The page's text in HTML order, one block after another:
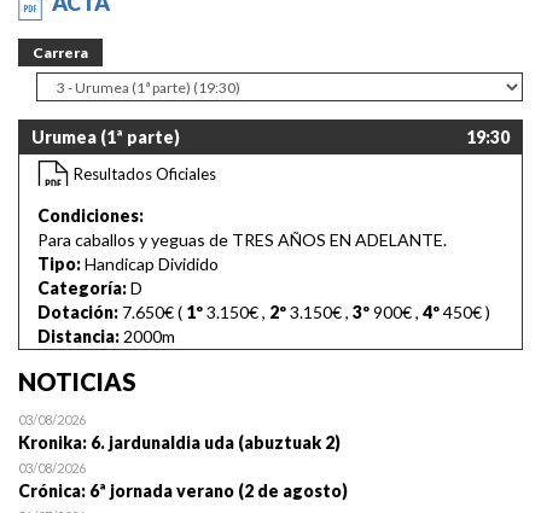
Carrera
Urumea (1ª parte) 19:30
Resultados Oficiales
Condiciones:
Para caballos y yeguas de TRES AÑOS EN ADELANTE.
Tipo:Handicap Dividido
Categoría:D
Dotación: 7.650€ ( 1º3.150€, 2º3.150€, 3º900€, 4º450€)
Distancia: 2000m
NOTICIAS
03/08/2026
Kronika: 6. jardunaldia uda (abuztuak 2)
03/08/2026
Crónica: 6ª jornada verano (2 de agosto)